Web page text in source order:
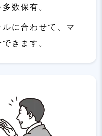
数保有。
に合わせて、マ
きます。